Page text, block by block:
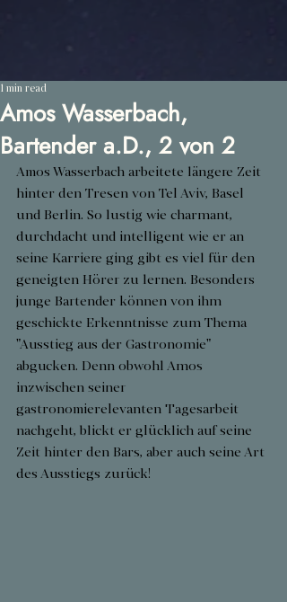
Amos Wasserbach,
Bartender a.D., 2 von 2
1 min read
Amos Wasserbach arbeitete längere Zeit
hinter den Tresen von Tel Aviv, Basel
und Berlin. So lustig wie charmant,
durchdacht und intelligent wie er an
seine Karriere ging gibt es viel für den
geneigten Hörer zu lernen. Besonders
junge Bartender können von ihm
geschickte Erkenntnisse zum Thema
"Ausstieg aus der Gastronomie"
abgucken. Denn obwohl Amos
inzwischen seiner
gastronomierelevanten Tagesarbeit
nachgeht, blickt er glücklich auf seine
Zeit hinter den Bars, aber auch seine Art
des Ausstiegs zurück!